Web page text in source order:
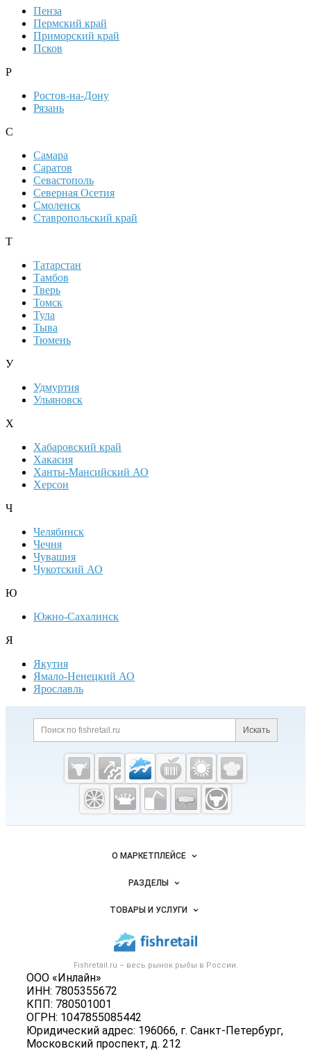
Пенза
Пермский край
Приморский край
Псков
Р
Ростов-на-Дону
Рязань
С
Самара
Саратов
Севастополь
Северная Осетия
Смоленск
Ставропольский край
Т
Татарстан
Тамбов
Тверь
Томск
Тула
Тыва
Тюмень
У
Удмуртия
Ульяновск
Х
Хабаровский край
Хакасия
Ханты-Мансийский АО
Херсон
Ч
Челябинск
Чечня
Чувашия
Чукотский АО
Ю
Южно-Сахалинск
Я
Якутия
Ямало-Ненецкий АО
Ярославль
Дополнительная информация
Поиск по сайту и
Искать
Cсылки на полезные проекты
Fishretail.ru —
рыба,
морепродукты
Важные разделы и контакты
Fishretail.ru – весь рынок рыбы в России.
ООО «Инлайн»
ИНН: 7805355672
КПП: 780501001
ОГРН: 1047855085442
Юридический адрес: 196066, г. Санкт-Петербург,
Московский проспект, д. 212
Навигация по сайтуО МАРКЕТПЛЕЙСЕ
Новости Fishretail.ru
Размещение рекламы
Публичная оферта
Контактная информация
Политика обработки персональных данных
РАЗДЕЛЫ
Объявления
Новости рынка
Вакансии
Блог
ТОВАРЫ И УСЛУГИ
Икра
Рыбопосадочный материал
Полуфабрикаты
Консервы